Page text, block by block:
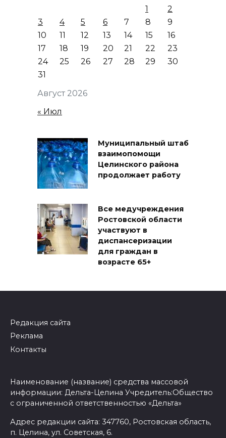
Август 2026
1
2
3
4 5 6 7 8
9
10
11 12 13 14 15
16
17
18 19 20 21 22
23
24
25 26 27 28 29
30
31
« Июл
Муниципальный штаб
взаимопомощи
Целинского района
продолжает работу
Все медучреждения
Ростовской области
участвуют в
диспансеризации
для граждан в
возрасте 65+
Редакция сайта
Реклама
Контакты
Наименование (название) средства массовой
информации: Дельта-Целина Учредитель:Общество
с ограниченной ответственностью «Дельта»
Адрес редакции сайта: 347760, Ростовская область,
п. Целина, ул. Советская, 6.